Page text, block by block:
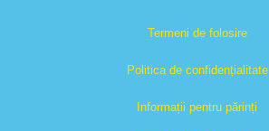
Termeni de folosire
Politica de confidențialitate
Informații pentru părinți